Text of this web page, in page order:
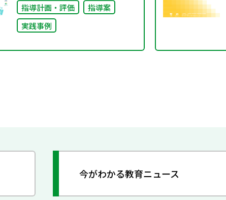
指導計画・評価
指導案
実践事例
今がわかる教育ニュース